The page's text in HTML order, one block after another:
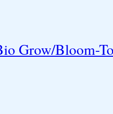
Grow/Bloom-